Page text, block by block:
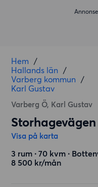
Hem /
Hallands län /
Varberg kommun /
Karl Gustav
Varberg Ö, Karl Gustav
Storhagevägen
Visa på karta
3 rum ∙ 70 kvm ∙
8 500 kr/mån